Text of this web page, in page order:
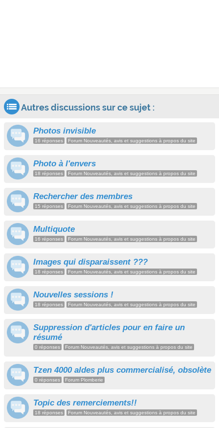
Autres discussions sur ce sujet :
Photos invisible
16 réponses Forum Nouveautés, avis et suggestions à propos du site
Photo à l'envers
18 réponses Forum Nouveautés, avis et suggestions à propos du site
Rechercher des membres
15 réponses Forum Nouveautés, avis et suggestions à propos du site
Multiquote
16 réponses Forum Nouveautés, avis et suggestions à propos du site
Images qui disparaissent ???
18 réponses Forum Nouveautés, avis et suggestions à propos du site
Nouvelles sessions !
18 réponses Forum Nouveautés, avis et suggestions à propos du site
Suppression d'articles pour en faire un
résumé
0 réponses Forum Nouveautés, avis et suggestions à propos du site
Tzen 4000 aldes plus commercialisé, obsolète
0 réponses Forum Plomberie
Topic des remerciements!!
18 réponses Forum Nouveautés, avis et suggestions à propos du site